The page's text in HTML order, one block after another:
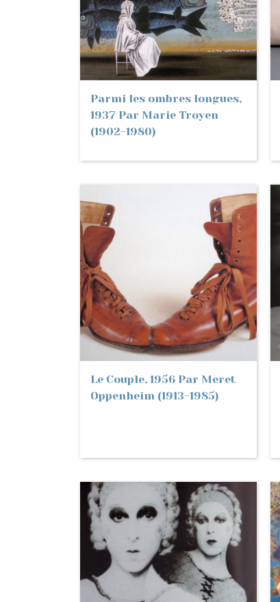
Parmi les ombres longues,
1937 Par Marie Troyen
(1902-1980)
Le Couple, 1956 Par Meret
Oppenheim (1913-1985)